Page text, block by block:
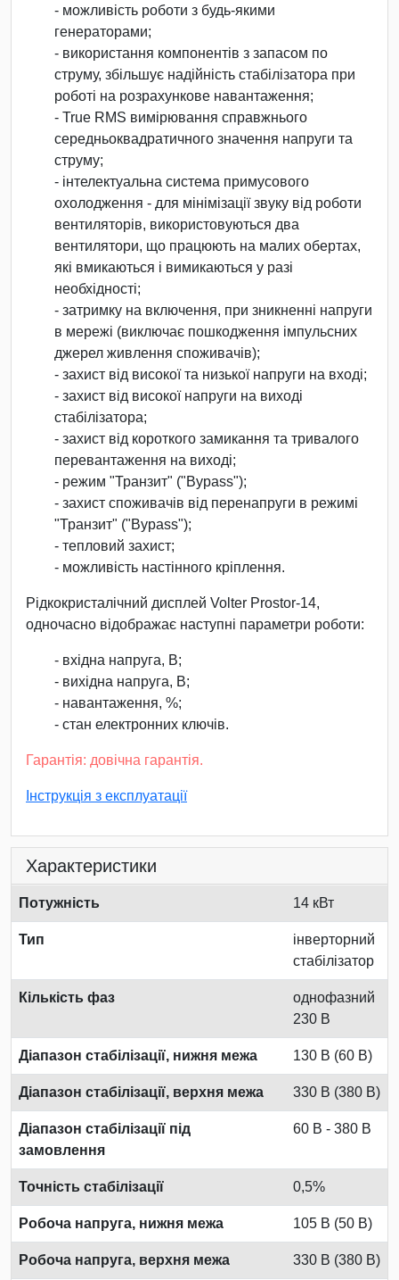
- можливість роботи з будь-якими
генераторами;
- використання компонентів з запасом по
струму, збільшує надійність стабілізатора при
роботі на розрахункове навантаження;
- True RMS вимірювання справжнього
середньоквадратичного значення напруги та
струму;
- інтелектуальна система примусового
охолодження - для мінімізації звуку від роботи
вентиляторів, використовуються два
вентилятори, що працюють на малих обертах,
які вмикаються і вимикаються у разі
необхідності;
- затримку на включення, при зникненні напруги
в мережі (виключає пошкодження імпульсних
джерел живлення споживачів);
- захист від високої та низької напруги на вході;
- захист від високої напруги на виході
стабілізатора;
- захист від короткого замикання та тривалого
перевантаження на виході;
- режим "Транзит" ("Bypass");
- захист споживачів від перенапруги в режимі
"Транзит" ("Bypass");
- тепловий захист;
- можливість настінного кріплення.
Рідкокристалічний дисплей Volter Prostor-14,
одночасно відображає наступні параметри роботи:
- вхідна напруга, В;
- вихідна напруга, В;
- навантаження, %;
- стан електронних ключів.
Гарантія: довічна гарантія.
Інструкція з експлуатації
Характеристики
Потужність 14 кВт
Тип
інверторний
стабілізатор
Кількість фаз
однофазний
230 В
Діапазон стабілізації, нижня межа 130 В (60 В)
Діапазон стабілізації, верхня межа 330 В (380 В)
Діапазон стабілізації під
замовлення
60 В - 380 В
Точність стабілізації 0,5%
Робоча напруга, нижня межа 105 В (50 В)
Робоча напруга, верхня межа 330 В (380 В)